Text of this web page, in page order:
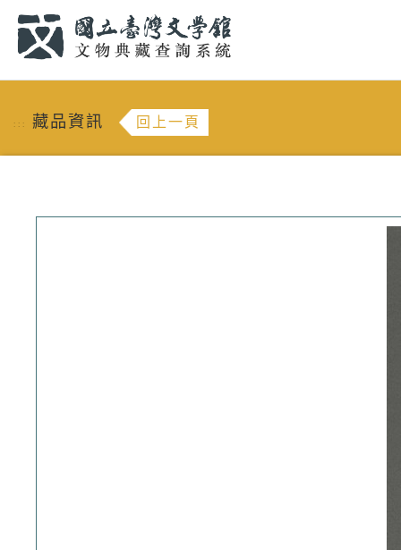
::: 藏品資訊 回上一頁